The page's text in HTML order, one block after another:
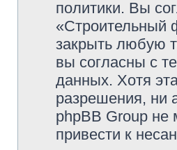
политики. Вы
«Строительный
закрыть любую
вы согласны с
данных. Хотя
разрешения, ни
phpBB Group не
привести к